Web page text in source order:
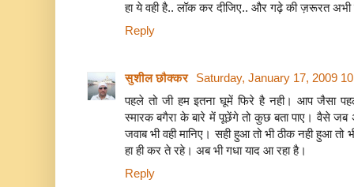
हा ये वही है.. लॉक कर दीजिए.. और गढ़े की ज़रूरत अभी
Reply
सुशील छौक्कर Saturday, January 17, 2009
पहले तो जी हम इतना घूमें फिरे है नही। आप जैसा
स्मारक बगैरा के बारे में पूछेंगे तो कुछ बता पाए। वैसे जब
जवाब भी वही मानिए। सही हुआ तो भी ठीक नही हुआ
हा ही कर ते रहे। अब भी गधा याद आ रहा है।
Reply